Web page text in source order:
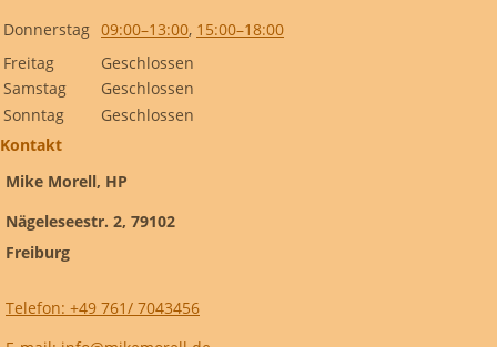
Donnerstag 09:00–13:00, 15:00–18:00
Freitag
Geschlossen
Samstag
Geschlossen
Sonntag
Geschlossen
Kontakt
Mike Morell, HP
Nägeleseestr. 2, 79102
Freiburg
Telefon: +49 761/ 7043456